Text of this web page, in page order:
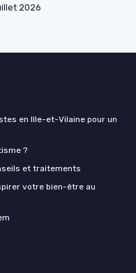
2026
en Ille-et-Vilaine pour un
?
et traitements
votre bien-être au